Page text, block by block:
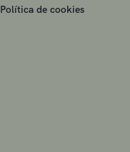
Política de cookies